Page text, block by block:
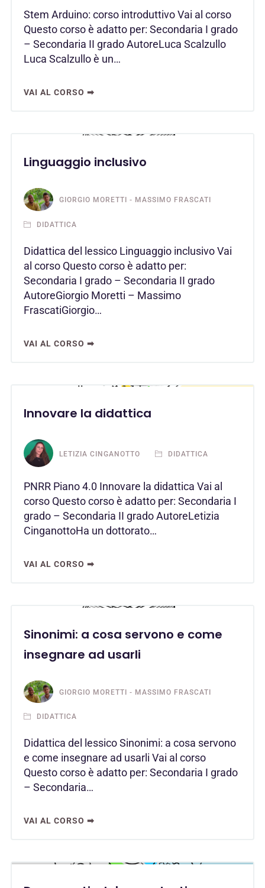
Stem Arduino: corso introduttivo Vai al corso
Questo corso è adatto per: Secondaria I grado
– Secondaria II grado AutoreLuca Scalzullo
Luca Scalzullo è un…
VAI AL CORSO ➡
Linguaggio inclusivo
GIORGIO MORETTI - MASSIMO FRASCATI
DIDATTICA
Didattica del lessico Linguaggio inclusivo Vai
al corso Questo corso è adatto per:
Secondaria I grado – Secondaria II grado
AutoreGiorgio Moretti – Massimo
FrascatiGiorgio…
VAI AL CORSO ➡
Innovare la didattica
LETIZIA CINGANOTTO DIDATTICA
PNRR Piano 4.0 Innovare la didattica Vai al
corso Questo corso è adatto per: Secondaria I
grado – Secondaria II grado AutoreLetizia
CinganottoHa un dottorato…
VAI AL CORSO ➡
Sinonimi: a cosa servono e come
insegnare ad usarli
GIORGIO MORETTI - MASSIMO FRASCATI
DIDATTICA
Didattica del lessico Sinonimi: a cosa servono
e come insegnare ad usarli Vai al corso
Questo corso è adatto per: Secondaria I grado
– Secondaria…
VAI AL CORSO ➡